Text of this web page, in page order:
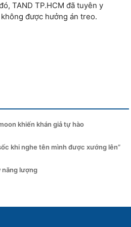
TAND TP.HCM đã tuyên y
được hưởng án treo.
khiến khán giả tự hào
khi nghe tên mình được xướng lên”
năng lượng